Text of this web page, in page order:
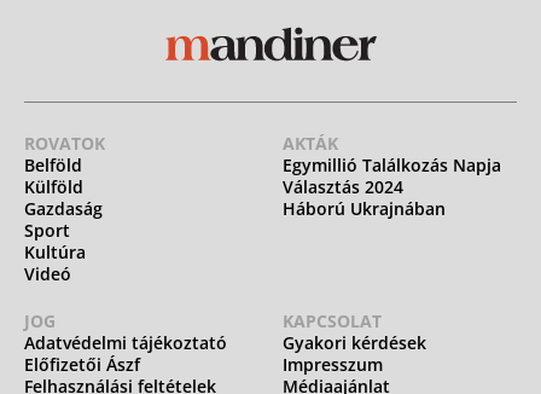
ROVATOK
Belföld
Külföld
Gazdaság
Sport
Kultúra
Videó
AKTÁK
Egymillió Találkozás Napja
Választás 2024
Háború Ukrajnában
JOG
Adatvédelmi tájékoztató
Előfizetői Ászf
Felhasználási feltételek
KAPCSOLAT
Gyakori kérdések
Impresszum
Médiaajánlat